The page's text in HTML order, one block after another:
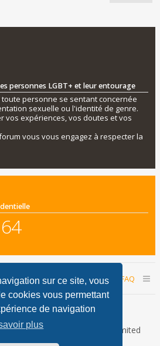
sur ce site, vous
cookies vous permettant
de navigation
plus
personnes LGBT+ et leur entourage
personne se sentant concernée
sexuelle ou l'identité de genre.
vos expériences, vos doutes et vos
vous vous engagez à respecter la
FAQ
Nous contacter
le 06 août 2026 22:46
® Forum Software © phpBB Limited